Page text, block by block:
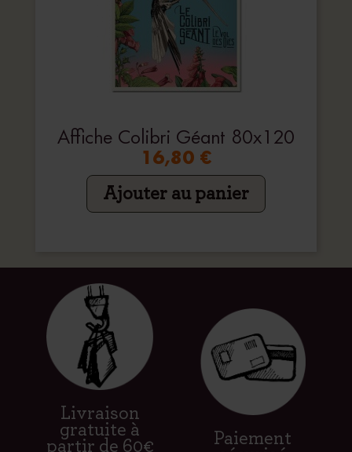
Affiche Colibri Géant 80x120
16,80 €
Ajouter au panier
Livraison
gratuite à
partir de 60€
Paiement